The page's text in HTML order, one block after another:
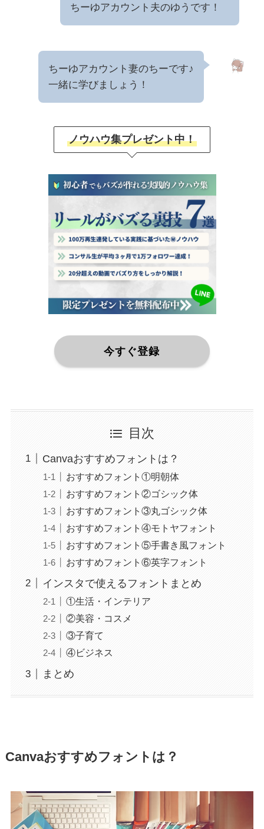
ちーゆアカウント夫のゆうです！
ちーゆアカウント妻のちーです♪
一緒に学びましょう！
ノウハウ集プレゼント中！
今すぐ登録
目次
Canvaおすすめフォントは？
おすすめフォント①明朝体
おすすめフォント②ゴシック体
おすすめフォント③丸ゴシック体
おすすめフォント④モトヤフォント
おすすめフォント⑤手書き風フォント
おすすめフォント⑥英字フォント
インスタで使えるフォントまとめ
①生活・インテリア
②美容・コスメ
③子育て
④ビジネス
まとめ
Canvaおすすめフォントは？